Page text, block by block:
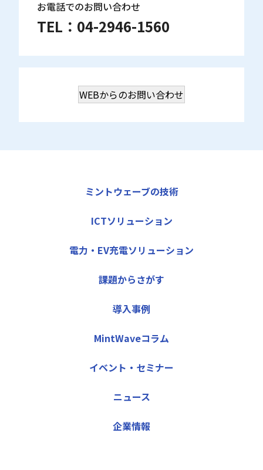
お電話でのお問い合わせ
TEL： 04-2946-1560
WEBからのお問い合わせ
ミントウェーブの技術
ICTソリューション
電力・EV充電ソリューション
課題からさがす
導入事例
MintWaveコラム
イベント・セミナー
ニュース
企業情報